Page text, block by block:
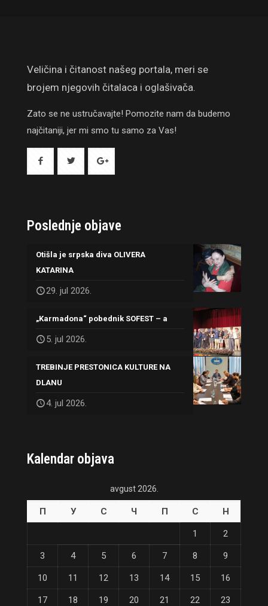
Veličina i čitanost našeg portala, meri se
brojem njegovih čitalaca i oglašivača.
Zato se ne ustručavajte! Pomozite nam da budemo
najčitaniji, jer mi smo tu samo za Vas!
Poslednje objave
Otišla je srpska diva OLIVERA
KATARINA
29. jul 2026.
„Karmadona“ pobednik SOFEST – a
5. jul 2026.
TREBINJE PRESTONICA KULTURE NA
DLANU
4. jul 2026.
Kalendar objava
avgust 2026.
П У С Ч П С Н
1 2
3 4 5 6 7 8 9
10 11 12 13 14 15 16
17 18 19 20 21 22 23